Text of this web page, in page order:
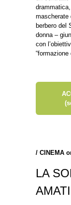
mascherate
berbero del
donna –
con
“formazione
/ CINEMA
LA
AMATI